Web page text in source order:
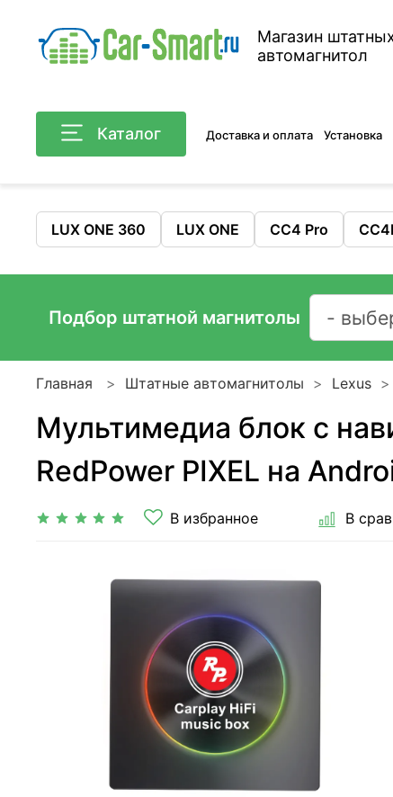
Магазин
автомагнитол
Каталог Доставка и оплата Установка
LUX ONE 360 LUX ONE CC4 Pro
Подбор штатной магнитолы
Главная Штатные автомагнитолы Lexus
Мультимедиа блок с
RedPower PIXEL на
В избранное В